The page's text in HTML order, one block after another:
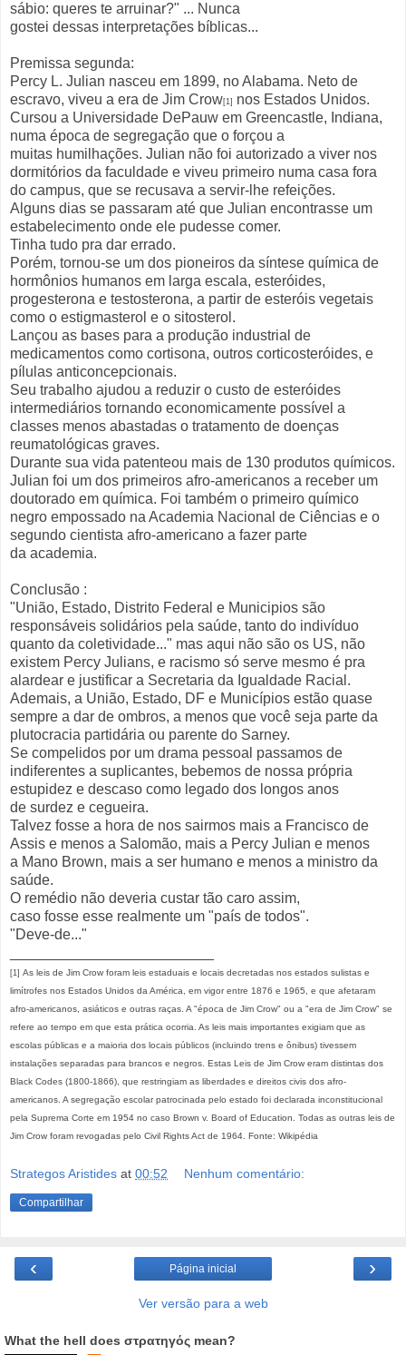
sábio: queres te arruinar?" ... Nunca
gostei dessas interpretações bíblicas...
Premissa segunda:
Percy L. Julian nasceu em 1899, no Alabama. Neto de
escravo, viveu a era de Jim Crow[1]
nos Estados Unidos.
Cursou a Universidade DePauw em Greencastle, Indiana,
numa época de segregação que o forçou a
muitas humilhações. Julian não foi autorizado a viver nos
dormitórios da faculdade e viveu primeiro numa casa fora
do campus, que se recusava a servir-lhe refeições.
Alguns dias se passaram até que Julian encontrasse um
estabelecimento onde ele pudesse comer.
Tinha tudo pra dar errado.
Porém, tornou-se um dos pioneiros da síntese química de
hormônios humanos em larga escala, esteróides,
progesterona e testosterona, a partir de esteróis vegetais
como o estigmasterol e o sitosterol.
Lançou as bases para a produção industrial de
medicamentos como cortisona, outros corticosteróides, e
pílulas anticoncepcionais.
Seu trabalho ajudou a reduzir o custo de esteróides
intermediários tornando economicamente possível a
classes menos abastadas o tratamento de doenças
reumatológicas graves.
Durante sua vida patenteou mais de 130 produtos químicos.
Julian foi um dos primeiros afro-americanos a receber um
doutorado em química. Foi também o primeiro químico
negro empossado na Academia Nacional de Ciências e o
segundo cientista afro-americano a fazer parte
da academia.
Conclusão :
"União, Estado, Distrito Federal e Municipios são
responsáveis solidários pela saúde, tanto do indivíduo
quanto da coletividade..." mas aqui não são os US, não
existem Percy Julians, e racismo só serve mesmo é pra
alardear e justificar a Secretaria da Igualdade Racial.
Ademais, a União, Estado, DF e Municípios estão quase
sempre a dar de ombros, a menos que você seja parte da
plutocracia partidária ou parente do Sarney.
Se compelidos por um drama pessoal passamos de
indiferentes a suplicantes, bebemos de nossa própria
estupidez e descaso como legado dos longos anos
de surdez e cegueira.
Talvez fosse a hora de nos sairmos mais a Francisco de
Assis e menos a Salomão, mais a Percy Julian e menos
a Mano Brown, mais a ser humano e menos a ministro da
saúde.
O remédio não deveria custar tão caro assim,
caso fosse esse realmente um "país de todos".
"Deve-de..."
[1] As leis de Jim Crow foram leis estaduais e locais decretadas nos estados sulistas e
limítrofes nos Estados Unidos da América, em vigor entre 1876 e 1965, e que afetaram
afro-americanos, asiáticos e outras raças. A "época de Jim Crow" ou a "era de Jim Crow" se
refere ao tempo em que esta prática ocorria. As leis mais importantes exigiam que as
escolas públicas e a maioria dos locais públicos (incluindo trens e ônibus) tivessem
instalações separadas para brancos e negros. Estas Leis de Jim Crow eram distintas dos
Black Codes (1800-1866), que restringiam as liberdades e direitos civis dos afro-
americanos. A segregação escolar patrocinada pelo estado foi declarada inconstitucional
pela Suprema Corte em 1954 no caso Brown v. Board of Education. Todas as outras leis de
Jim Crow foram revogadas pelo Civil Rights Act de 1964. Fonte: Wikipédia
Strategos Aristides at 00:52 Nenhum comentário:
Compartilhar
‹ ›
Página inicial
Ver versão para a web
What the hell does στρατηγός mean?